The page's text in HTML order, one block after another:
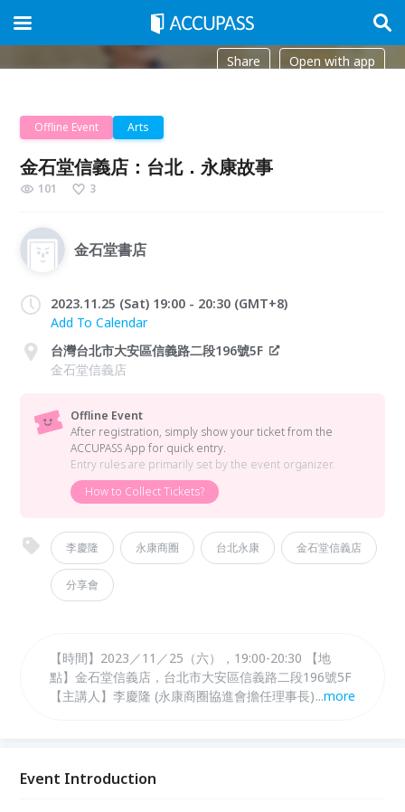
Share Open with app
Offline Event Arts
金石堂信義店：台北．永康故事
101 3
金石堂書店
2023.11.25 (Sat) 19:00 - 20:30 (GMT+8)
Add To Calendar
台灣台北市大安區信義路二段196號5F
金石堂信義店
Offline Event
After registration, simply show your ticket from the
ACCUPASS App for quick entry.
Entry rules are primarily set by the event organizer.
How to Collect Tickets?
李慶隆 永康商圈 台北永康 金石堂信義店
分享會
【時間】2023／11／25（六），19:00-20:30 【地
點】金石堂信義店，台北市大安區信義路二段196號5F
【主講人】李慶隆 (永康商圈協進會擔任理事長) 【講
...more
Event Introduction